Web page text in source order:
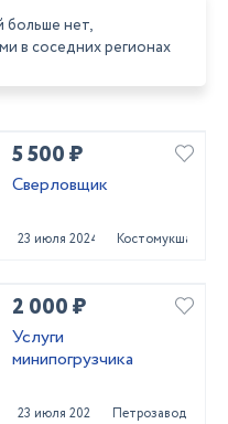
больше нет,
в соседних регионах
5 500 ₽
Сверловщик
23 июля 2024 Костомукша
2 000 ₽
Услуги
минипогрузчика
23 июля 2024 Петрозаводск